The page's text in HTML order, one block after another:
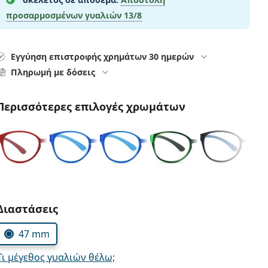
προσαρμοσμένων γυαλιών 13/8
Εγγύηση επιστροφής χρημάτων 30 ημερών
Πληρωμή με δόσεις
επιλογές χρωμάτων
τις παράμετρους
47 mm
μέγεθος γυαλιών θέλω;